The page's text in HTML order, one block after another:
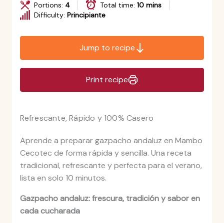
Portions: 4 Total time: 10 mins
Difficulty: Principiante
Jump to recipe
Print recipe
Refrescante, Rápido y 100% Casero
Aprende a preparar gazpacho andaluz en Mambo
Cecotec de forma rápida y sencilla. Una receta
tradicional, refrescante y perfecta para el verano,
lista en solo 10 minutos.
Gazpacho andaluz: frescura, tradición y sabor en
cada cucharada